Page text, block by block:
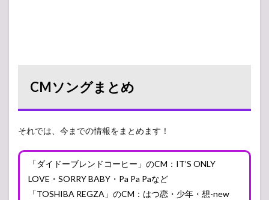
CMソングまとめ
それでは、今までの情報をまとめます！
「ダイドーブレンドコーヒー」のCM：IT’S ONLY
LOVE・SORRY BABY・Pa Pa Paなど
「TOSHIBA REGZA」のCM：はつ恋・少年・想-new